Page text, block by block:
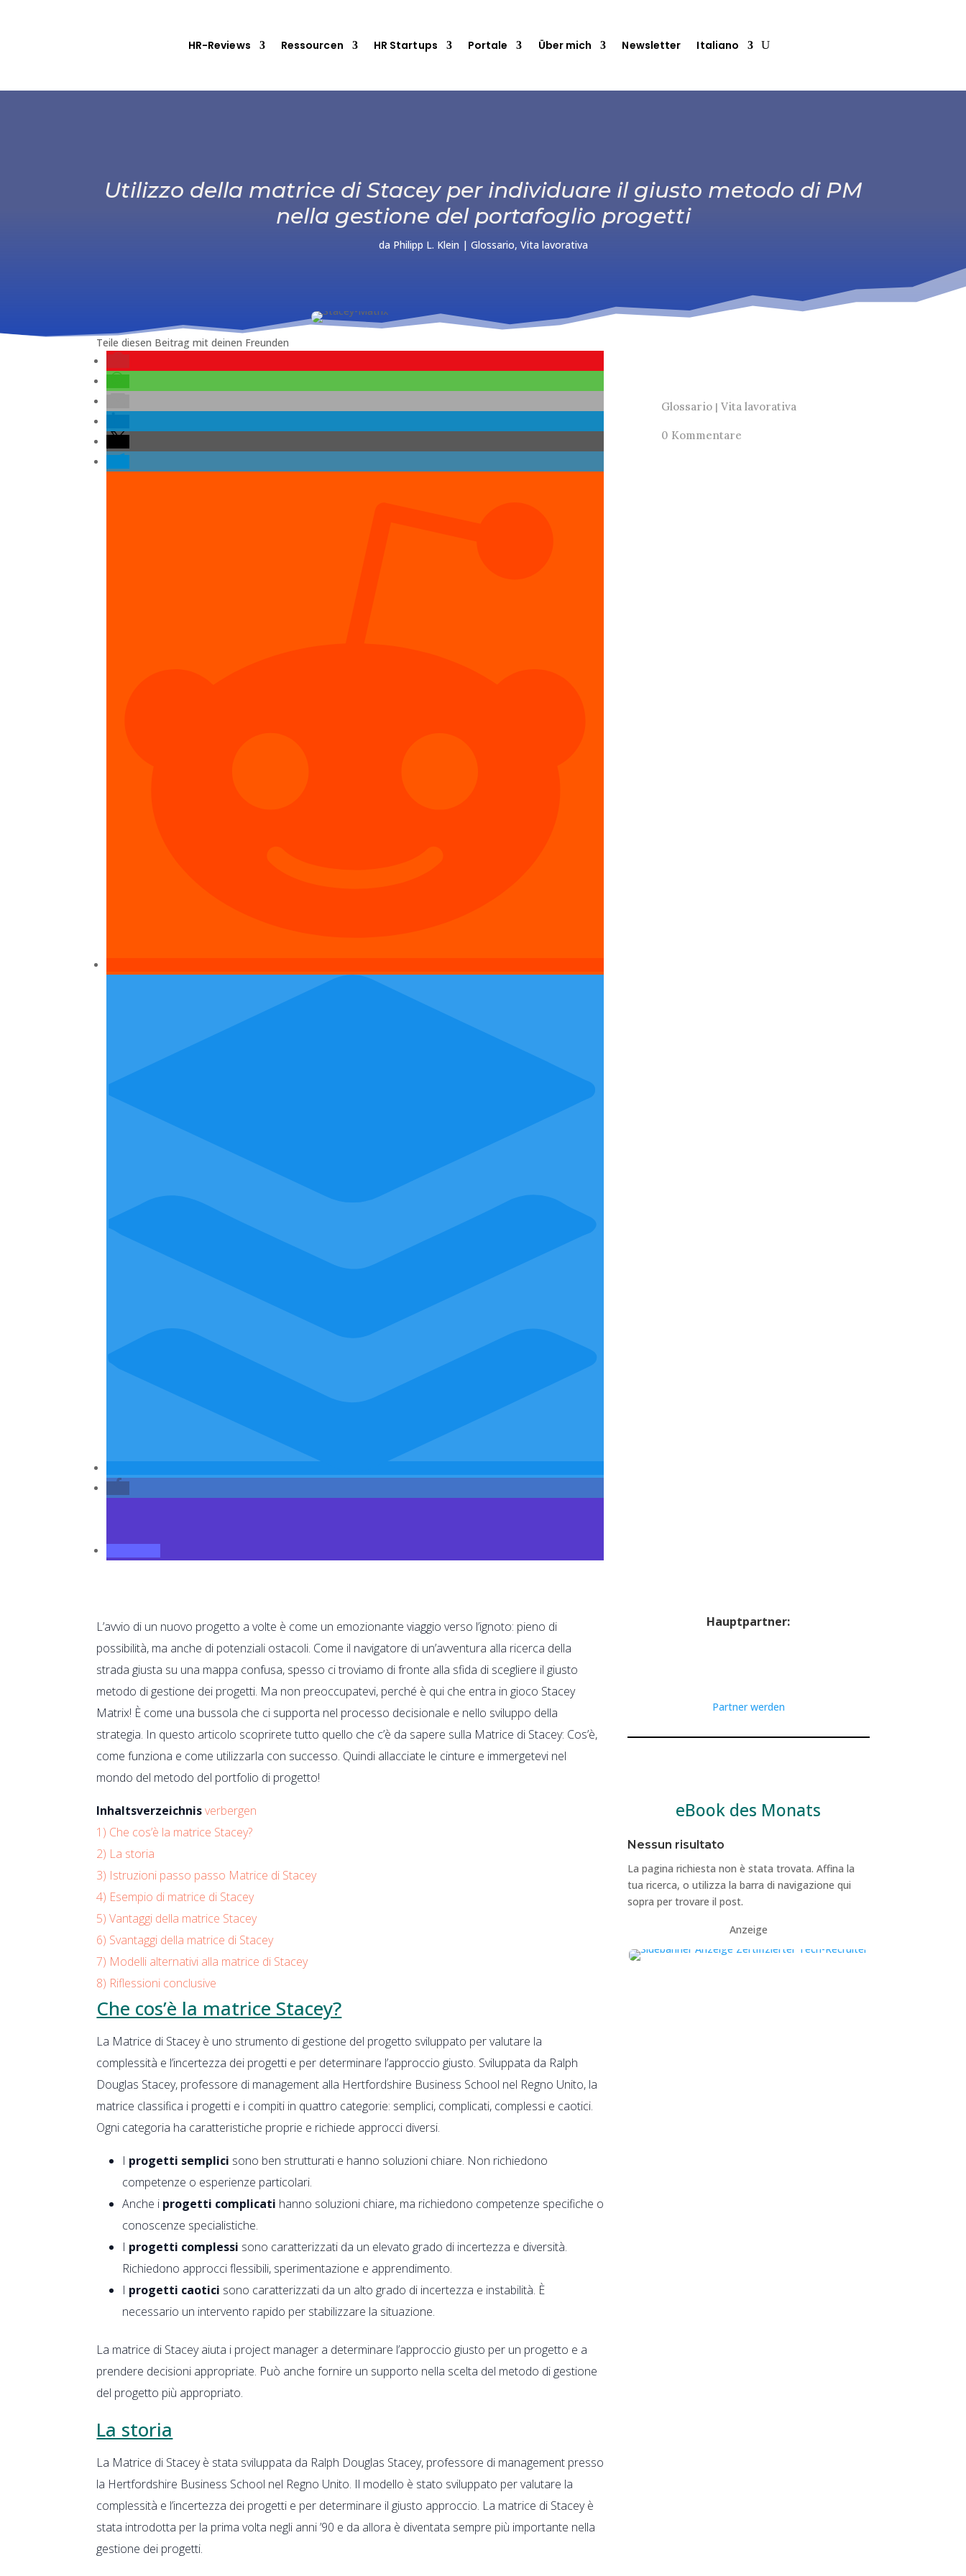
HR-Reviews Ressourcen HR Startups Portale Über mich Newsletter Italiano
Utilizzo della matrice di Stacey per individuare il giusto metodo di PM
nella gestione del portafoglio progetti
da Philipp L. Klein | Glossario, Vita lavorativa
Teile diesen Beitrag mit deinen Freunden
Glossario |Vita lavorativa
0 Kommentare
L’avvio di un nuovo progetto a volte è come un emozionante viaggio verso l’ignoto: pieno di
possibilità, ma anche di potenziali ostacoli. Come il navigatore di un’avventura alla ricerca della
strada giusta su una mappa confusa, spesso ci troviamo di fronte alla sfida di scegliere il giusto
metodo di gestione dei progetti. Ma non preoccupatevi, perché è qui che entra in gioco Stacey
Matrix! È come una bussola che ci supporta nel processo decisionale e nello sviluppo della
strategia. In questo articolo scoprirete tutto quello che c’è da sapere sulla Matrice di Stacey: Cos’è,
come funziona e come utilizzarla con successo. Quindi allacciate le cinture e immergetevi nel
mondo del metodo del portfolio di progetto!
Inhaltsverzeichnis verbergen
1) Che cos’è la matrice Stacey?
2) La storia
3) Istruzioni passo passo Matrice di Stacey
4) Esempio di matrice di Stacey
5) Vantaggi della matrice Stacey
6) Svantaggi della matrice di Stacey
7) Modelli alternativi alla matrice di Stacey
8) Riflessioni conclusive
Che cos’è la matrice Stacey?
La Matrice di Stacey è uno strumento di gestione del progetto sviluppato per valutare la
complessità e l’incertezza dei progetti e per determinare l’approccio giusto. Sviluppata da Ralph
Douglas Stacey, professore di management alla Hertfordshire Business School nel Regno Unito, la
matrice classifica i progetti e i compiti in quattro categorie: semplici, complicati, complessi e caotici.
Ogni categoria ha caratteristiche proprie e richiede approcci diversi.
I progetti semplici sono ben strutturati e hanno soluzioni chiare. Non richiedono
competenze o esperienze particolari.
Anche i progetti complicati hanno soluzioni chiare, ma richiedono competenze specifiche o
conoscenze specialistiche.
I progetti complessi sono caratterizzati da un elevato grado di incertezza e diversità.
Richiedono approcci flessibili, sperimentazione e apprendimento.
I progetti caotici sono caratterizzati da un alto grado di incertezza e instabilità. È
necessario un intervento rapido per stabilizzare la situazione.
La matrice di Stacey aiuta i project manager a determinare l’approccio giusto per un progetto e a
prendere decisioni appropriate. Può anche fornire un supporto nella scelta del metodo di gestione
del progetto più appropriato.
La storia
La Matrice di Stacey è stata sviluppata da Ralph Douglas Stacey, professore di management presso
la Hertfordshire Business School nel Regno Unito. Il modello è stato sviluppato per valutare la
complessità e l’incertezza dei progetti e per determinare il giusto approccio. La matrice di Stacey è
stata introdotta per la prima volta negli anni ’90 e da allora è diventata sempre più importante nella
gestione dei progetti.
Hauptpartner:
Partner werden
eBook des Monats
Nessun risultato
La pagina richiesta non è stata trovata. Affina la
tua ricerca, o utilizza la barra di navigazione qui
sopra per trovare il post.
Anzeige